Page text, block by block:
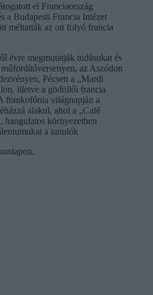
el Franciaország
a Budapesti Francia Intézet
méltatták az ott folyó francia
évre megmutatják tudásukat és
az Aszódon
Pécsett a „Mardi
illetve a gödöllői francia
frankofónia világnapján a
alakul, ahol a „Café
hangulatos környezetben
a tanulók